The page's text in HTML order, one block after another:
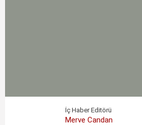
İç Haber Editörü
Merve Candan